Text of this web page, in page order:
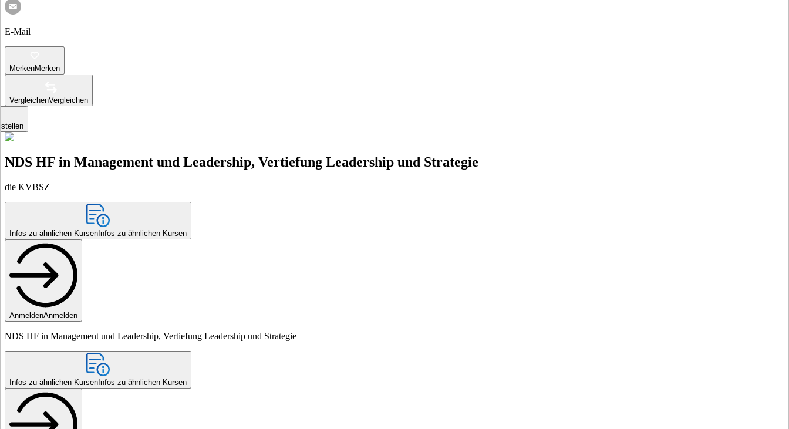
E-Mail
MerkenMerken
VergleichenVergleichen
NDS HF in Management und Leadership, Vertiefung Leadership und Strategie
die KVBSZ
Infos zu ähnlichen Kursen Infos zu ähnlichen Kursen
AnmeldenAnmelden
NDS HF in Management und Leadership, Vertiefung Leadership und Strategie
Infos zu ähnlichen Kursen Infos zu ähnlichen Kursen